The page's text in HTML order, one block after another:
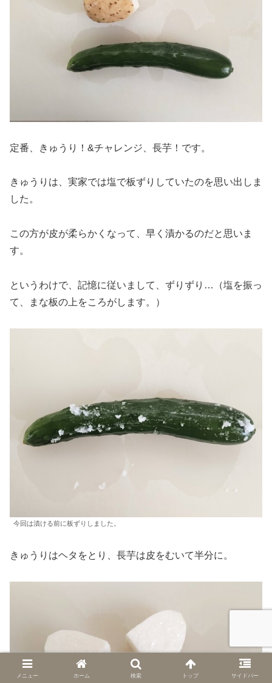
定番、きゅうり！&チャレンジ、長芋！です。
きゅうりは、実家では塩で板ずりしていたのを思い出しま
した。
この方が皮が柔らかくなって、早く漬かるのだと思いま
す。
というわけで、記憶に従いまして、ずりずり…（塩を振っ
て、まな板の上をころがします。）
今回は漬ける前に板ずりしました。
きゅうりはヘタをとり、長芋は皮をむいて半分に。
メニュー ホーム 検索 トップ サイドバー